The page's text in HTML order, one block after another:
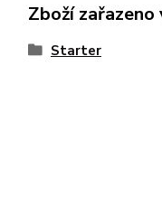
Zboží
Starter